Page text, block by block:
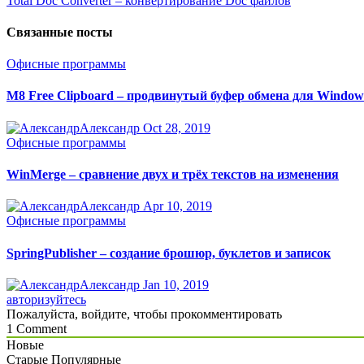
Связанные посты
Офисные программы
M8 Free Clipboard – продвинутый буфер обмена для
Александр Oct 28, 2019
Офисные программы
WinMerge – сравнение двух и трёх текстов на изменения
Александр Apr 10, 2019
Офисные программы
SpringPublisher – создание брошюр, буклетов и записок
Александр Jan 10, 2019
авторизуйтесь
Пожалуйста, войдите, чтобы прокомментировать
1 Comment
Новые
Старые Популярные